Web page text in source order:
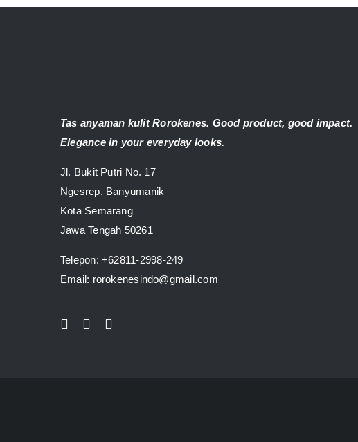
Tas anyaman kulit Rorokenes. Good product, good impact.
Elegance in your everyday looks.
Jl. Bukit Putri No. 17
Ngesrep, Banyumanik
Kota Semarang
Jawa Tengah 50261
Telepon:+62811-2998-249
Email: rorokenesindo@gmail.com